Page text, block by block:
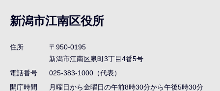
ナ
ビ
ゲ
シ
ョ
新潟市江南区役所
住所
〒950-0195
新潟市江南区泉町3丁目4番5号
電話番号
025-383-1000（代表）
開庁時間
月曜日から金曜日の午前8時30分から午後5時30分